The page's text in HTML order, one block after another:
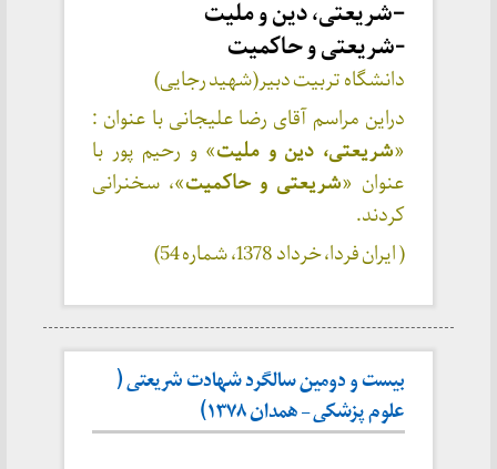
–شریعتی، دین و ملیت
-شریعتی و حاکمیت
دانشگاه تربیت دبیر(شهید رجایی)
دراین مراسم آقای رضا علیجانی با عنوان :
«شریعتی، دین و ملیت» و رحیم پور با
عنوان «شریعتی و حاکمیت»، سخنرانی
کردند.
( ایران فردا، خرداد 1378، شماره 54)
بیست و دومین سالگرد شهادت شریعتی (
علوم پزشکی – همدان ۱۳۷۸)